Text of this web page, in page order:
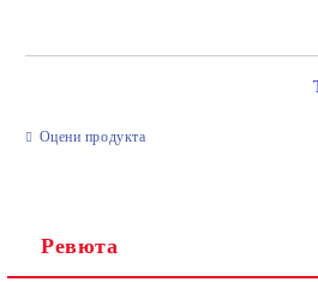
Оцени продукта
Ревюта